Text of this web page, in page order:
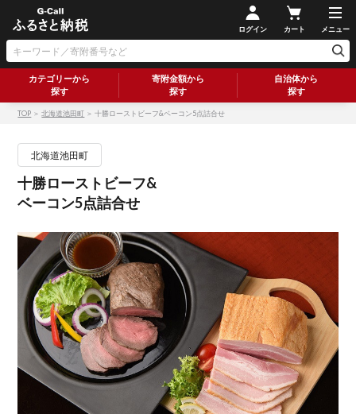
ログイン カート メニュー
カテゴリーから
探す
寄附金額から
探す
自治体から
探す
TOP ＞北海道池田町 ＞ 十勝ローストビーフ&ベーコン5点詰合せ
北海道池田町
十勝ローストビーフ&
ベーコン5点詰合せ